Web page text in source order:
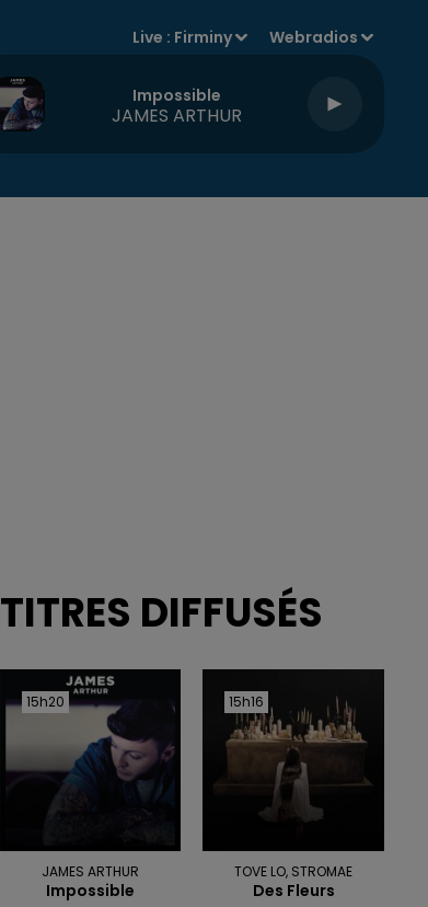
Live : Firminy Webradios
Impossible
JAMES ARTHUR
TITRES DIFFUSÉS
15h20
15h20
JAMES ARTHUR
Impossible
15h16
15h16
TOVE LO, STROMAE
Des Fleurs